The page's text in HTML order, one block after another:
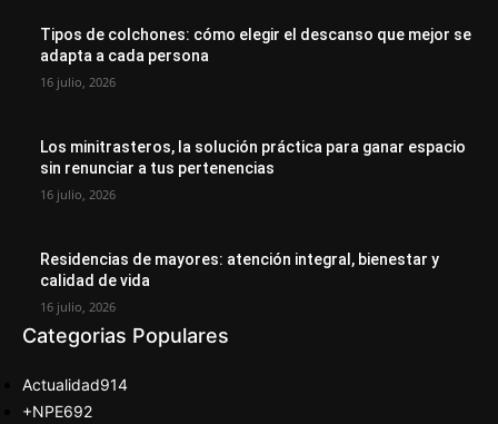
Tipos de colchones: cómo elegir el descanso que mejor se
adapta a cada persona
16 julio, 2026
Los minitrasteros, la solución práctica para ganar espacio
sin renunciar a tus pertenencias
16 julio, 2026
Residencias de mayores: atención integral, bienestar y
calidad de vida
16 julio, 2026
Categorias Populares
Actualidad914
+NPE692